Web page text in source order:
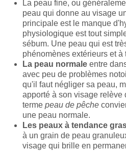
La peau fine, ou
peau qui donne au visage
principale est le manque
physiologique est tout
sébum. Une peau qui est
phénomènes extérieurs et
La peau normale entre
avec peu de problèmes
qu'il faut négliger sa peau,
apporté à son visage
terme peau de pêche
une peau normale.
Les peaux à tendance
à un grain de peau
visage qui brille en